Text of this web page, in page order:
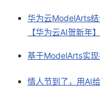
华为云ModelArts结
【华为云AI贺新年】
基于ModelArts实现
情人节到了，用AI